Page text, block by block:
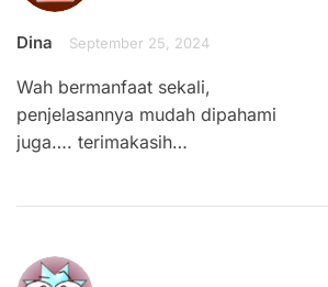
Dina September 25, 2024
Wah bermanfaat sekali,
penjelasannya mudah dipahami
juga…. terimakasih…